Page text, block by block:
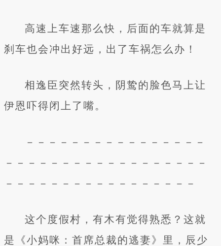
高速上车速那么快，后面的车就算是
刹车也会冲出好远，出了车祸怎么办！
相逸臣突然转头，阴鸷的脸色马上让
伊恩吓得闭上了嘴。
－－－－－－－－－－－－－－－－
－－－－－－－－－－－－－－－－－－
－－－－－－－－－－－－－－－－－
这个度假村，有木有觉得熟悉？这就
是《小妈咪：首席总裁的逃妻》里，辰少